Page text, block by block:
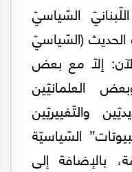
السّياسيّ
(السّياسيّ
إلّا مع بعض
العلمانيّين
والتّغييريّين
السّياسيّة
بالإضافة إلى